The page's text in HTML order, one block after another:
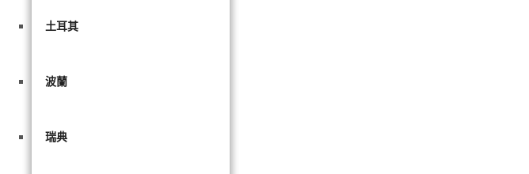
土耳其
波蘭
瑞典